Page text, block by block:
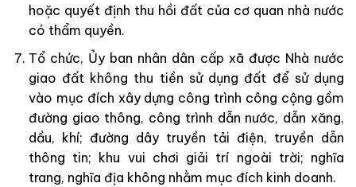
hoặc quyết định thu hồi đất của cơ quan nhà nước
có thẩm quyền.
Tổ chức, Ủy ban nhân dân cấp xã được Nhà nước
giao đất không thu tiền sử dụng đất để sử dụng
vào mục đích xây dựng công trình công cộng gồm
đường giao thông, công trình dẫn nước, dẫn xăng,
dầu, khí; đường dây truyền tải điện, truyền dẫn
thông tin; khu vui chơi giải trí ngoài trời; nghĩa
trang, nghĩa địa không nhằm mục đích kinh doanh.